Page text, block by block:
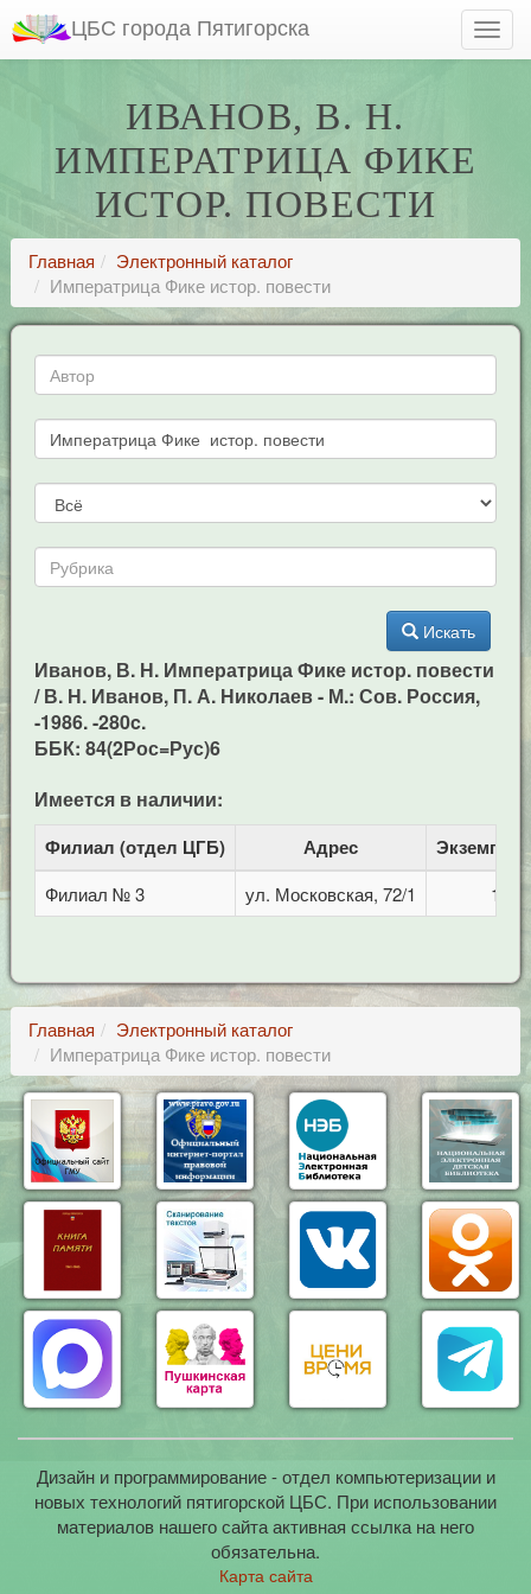
ЦБС города Пятигорска
ИВАНОВ, В. Н.
ИМПЕРАТРИЦА ФИКЕ
ИСТОР. ПОВЕСТИ
Главная
Электронный каталог
Императрица Фике истор. повести
Искать
Иванов, В. Н. Императрица Фике истор. повести
/ В. Н. Иванов, П. А. Николаев - М.: Сов. Россия,
-1986. -280c.
ББК: 84(2Рос=Рус)6
Имеется в наличии:
Филиал (отдел ЦГБ) Адрес
Филиал № 3 ул. Московская, 72/1 1
Главная
Электронный каталог
Императрица Фике истор. повести
Дизайн и программирование - отдел компьютеризации и
новых технологий пятигорской ЦБС. При использовании
материалов нашего сайта активная ссылка на него
обязательна.
Карта сайта